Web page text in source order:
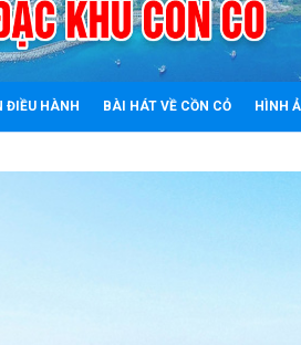
ĐIỀU HÀNH BÀI HÁT VỀ CỒN CỎ HÌNH